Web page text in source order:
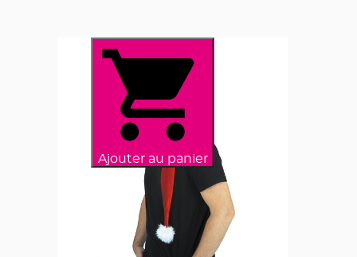
Ajouter au panier